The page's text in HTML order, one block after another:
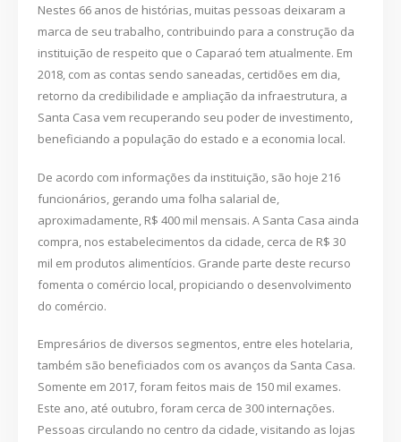
Nestes 66 anos de histórias, muitas pessoas deixaram a
marca de seu trabalho, contribuindo para a construção da
instituição de respeito que o Caparaó tem atualmente. Em
2018, com as contas sendo saneadas, certidões em dia,
retorno da credibilidade e ampliação da infraestrutura, a
Santa Casa vem recuperando seu poder de investimento,
beneficiando a população do estado e a economia local.
De acordo com informações da instituição, são hoje 216
funcionários, gerando uma folha salarial de,
aproximadamente, R$ 400 mil mensais. A Santa Casa ainda
compra, nos estabelecimentos da cidade, cerca de R$ 30
mil em produtos alimentícios. Grande parte deste recurso
fomenta o comércio local, propiciando o desenvolvimento
do comércio.
Empresários de diversos segmentos, entre eles hotelaria,
também são beneficiados com os avanços da Santa Casa.
Somente em 2017, foram feitos mais de 150 mil exames.
Este ano, até outubro, foram cerca de 300 internações.
Pessoas circulando no centro da cidade, visitando as lojas